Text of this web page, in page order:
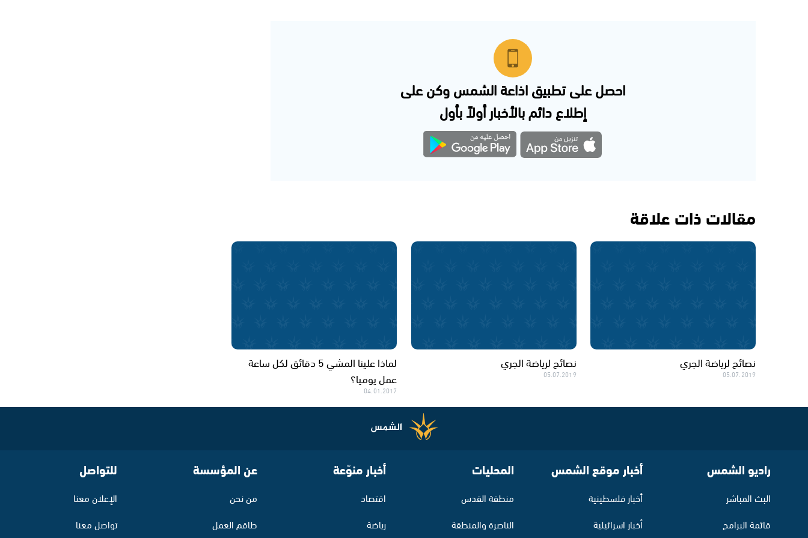
احصل على تطبيق اذاعة الشمس وكن على
إطلاع دائم بالأخبار أولاً بأول
مقالات ذات علاقة
نصائح لرياضة الجري
05.07.2019
نصائح لرياضة الجري
05.07.2019
لماذا علينا المشي 5 دقائق لكل ساعة
عمل يوميا؟
04.01.2017
راديو الشمس
البث المباشر
قائمة البرامج
أخبار موقع الشمس
أخبار فلسطينية
أخبار اسرائيلية
المحليات
منطقة القدس
الناصرة والمنطقة
أخبار منوّعة
اقتصاد
رياضة
عن المؤسسة
من نحن
طاقم العمل
للتواصل
الإعلان معنا
تواصل معنا